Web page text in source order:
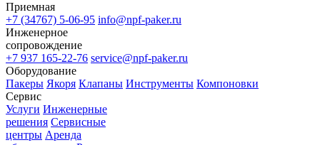
Приемная
+7 (34767) 5-06-95 info@npf-paker.ru
Инженерное
сопровождение
+7 937 165-22-76 service@npf-paker.ru
Оборудование
Пакеры Якоря Клапаны Инструменты Компоновки
Сервис
Услуги Инженерные
решения Сервисные
центры Аренда